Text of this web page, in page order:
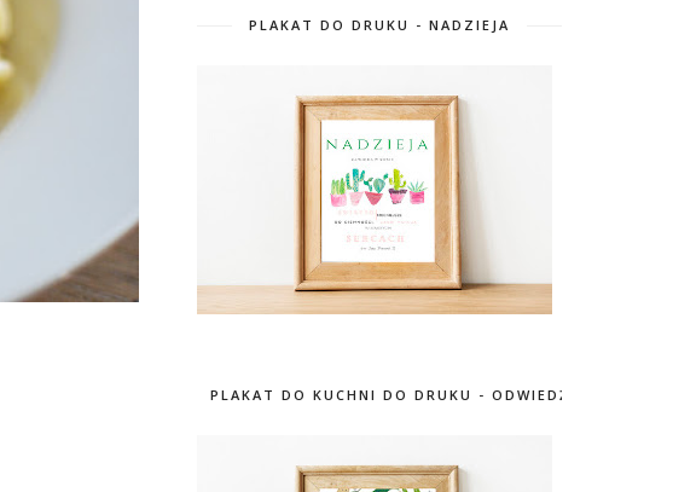
PLAKAT DO DRUKU - NADZIEJA
PLAKAT DO KUCHNI DO DRUKU - ODWIEDŹ SKLEP